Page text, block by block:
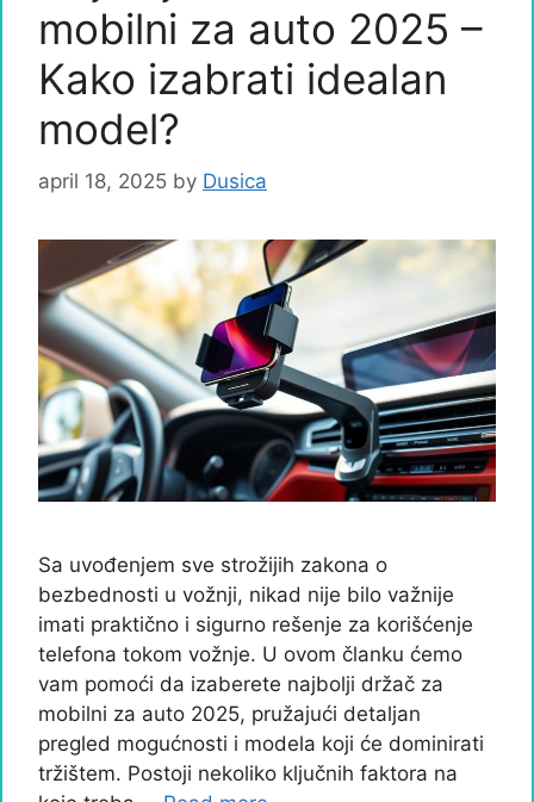
mobilni za auto 2025 –
Kako izabrati idealan
model?
april 18, 2025 by Dusica
Sa uvođenjem sve strožijih zakona o
bezbednosti u vožnji, nikad nije bilo važnije
imati praktično i sigurno rešenje za korišćenje
telefona tokom vožnje. U ovom članku ćemo
vam pomoći da izaberete najbolji držač za
mobilni za auto 2025, pružajući detaljan
pregled mogućnosti i modela koji će dominirati
tržištem. Postoji nekoliko ključnih faktora na